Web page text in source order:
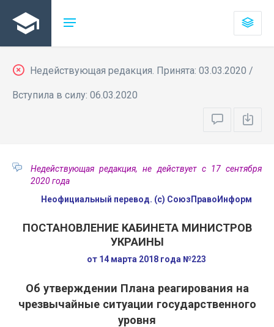
Недействующая редакция. Принята: 03.03.2020 /
Вступила в силу: 06.03.2020
Недействующая редакция, не действует с 17 сентября
2020 года
Неофициальный перевод. (с) СоюзПравоИнформ
ПОСТАНОВЛЕНИЕ КАБИНЕТА МИНИСТРОВ
УКРАИНЫ
от 14 марта 2018 года №223
Об утверждении Плана реагирования на
чрезвычайные ситуации государственного
уровня